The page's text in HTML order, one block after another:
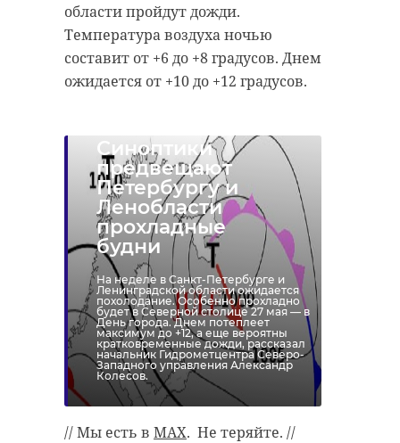
области пройдут дожди.
Температура воздуха ночью
составит от +6 до +8 градусов. Днем
ожидается от +10 до +12 градусов.
Синоптики
предвещают
Петербургу и
Ленобласти
прохладные
будни
На неделе в Санкт-Петербурге и
Ленинградской области ожидается
похолодание. Особенно прохладно
будет в Северной столице 27 мая — в
День города. Днем потеплеет
максимум до +12, а еще вероятны
кратковременные дожди, рассказал
начальник Гидрометцентра Северо-
Западного управления Александр
Колесов.
// Мы есть в MAX. Не теряйте. //